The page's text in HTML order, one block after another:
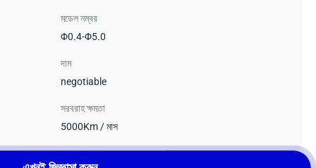
মডেল নম্বর
Φ0.4-Φ5.0
দাম
negotiable
সরবরাহ ক্ষমতা
5000Km / মাস